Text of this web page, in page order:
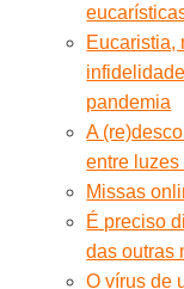
Eucaristia,
pandemia
A
entre
Missas
É preciso
das outras
O vírus de